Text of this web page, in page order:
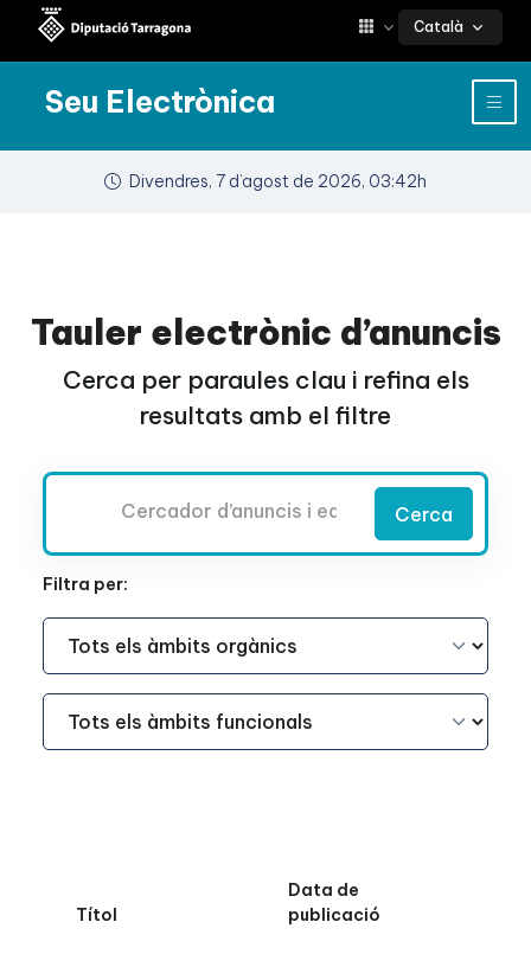
Català
Seu Electrònica
Divendres, 7 d’agost de 2026, 03:42h
Tauler electrònic d’anuncis
Cerca per paraules clau i refina els
resultats amb el filtre
Cerca
Filtra per:
Àmbit Funcional
Àmbit Funcional
Títol
Data de
publicació